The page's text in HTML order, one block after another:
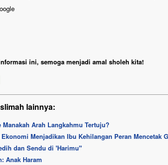
ini, semoga menjadi amal sholeh kita!
lainnya:
Manakah Arah Langkahmu Tertuju?
Ekonomi Menjadikan Ibu Kehilangan Peran Mencetak
dan Sendu di 'Harimu"
Anak Haram